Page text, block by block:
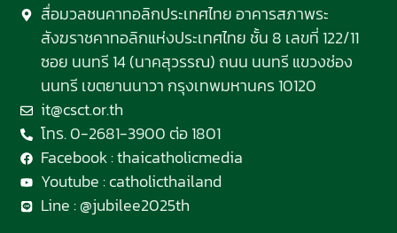
สื่อมวลชนคาทอลิกประเทศไทย อาคารสภาพระ
สังฆราชคาทอลิกแห่งประเทศไทย ชั้น 8 เลขที่ 122/11
ซอย นนทรี 14 (นาคสุวรรณ) ถนน นนทรี แขวงช่อง
นนทรี เขตยานนาวา กรุงเทพมหานคร 10120
it@csct.or.th
โทร. 0-2681-3900 ต่อ 1801
Facebook : thaicatholicmedia
Youtube : catholicthailand
Line : @jubilee2025th